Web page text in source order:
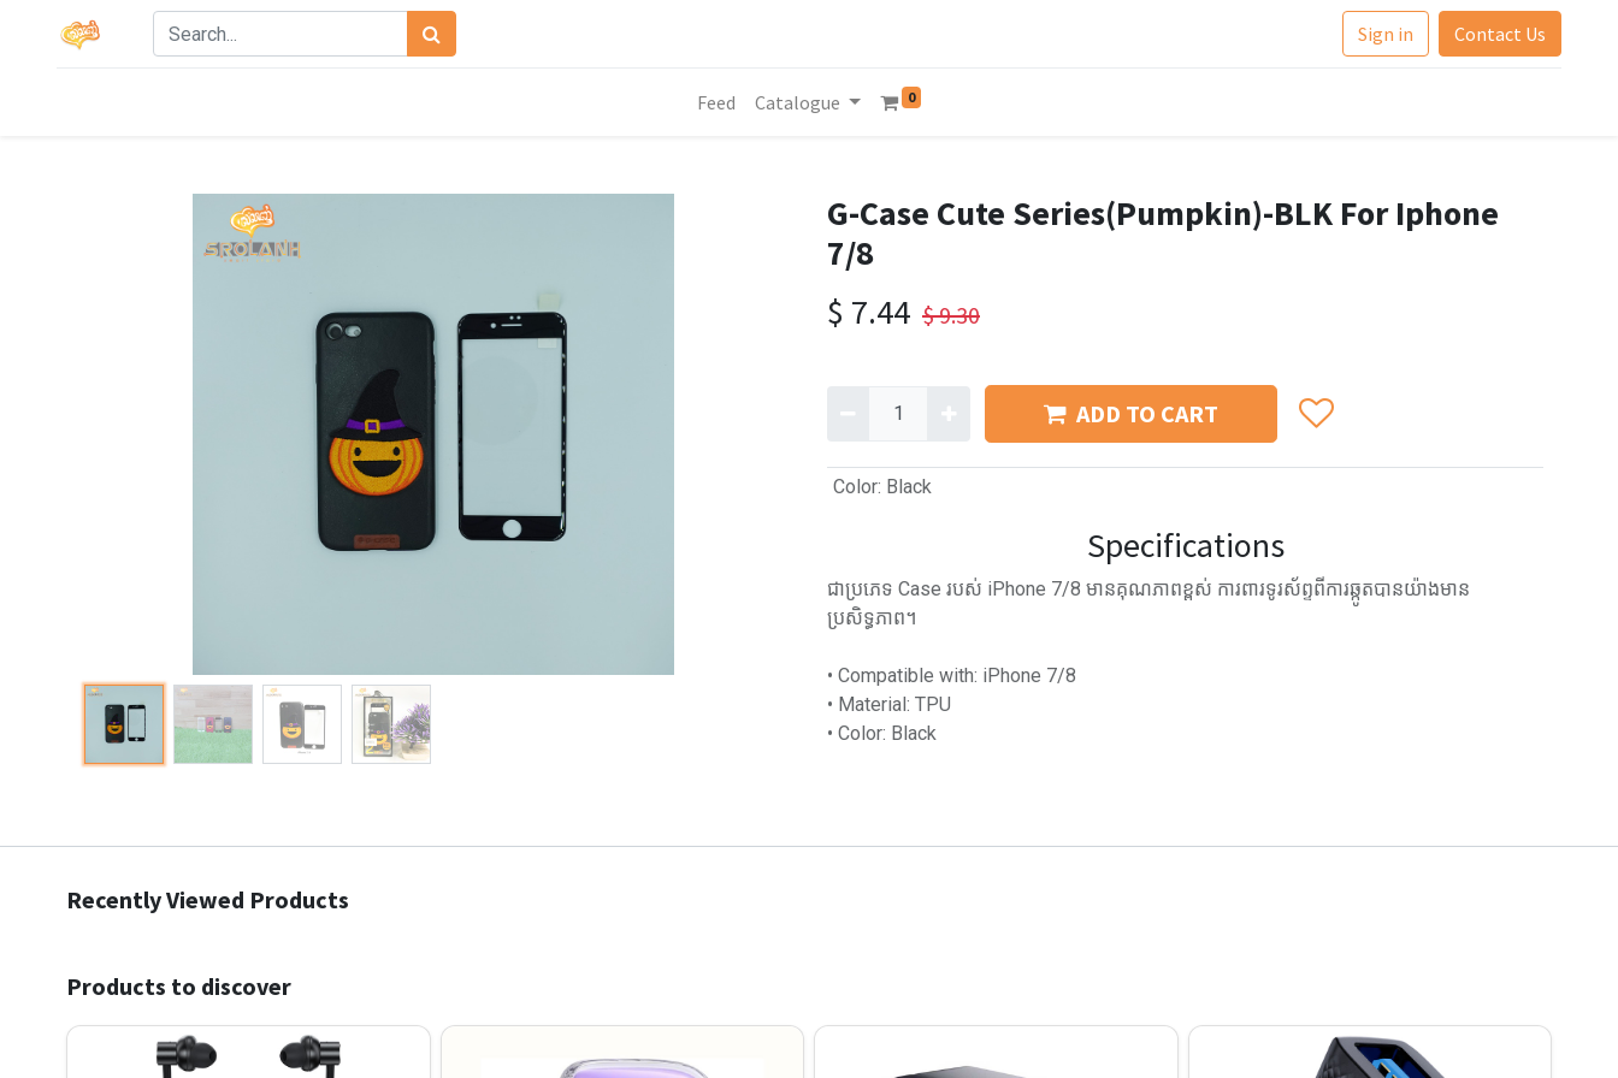
Sign in Contact Us
Feed Catalogue 0
G-Case Cute Series(Pumpkin)-BLK For Iphone
7/8
$ 7.44 $9.30
ADD TO CART
Color: Black
Specifications
ជាប្រភេទ Case របស់ iPhone 7/8 មានគុណភាពខ្ពស់ ការពារទូរស័ព្ទពីការឆ្កូតបានយ៉ាងមាន
ប្រសិទ្ធភាព។
• Compatible with: iPhone 7/8
• Material: TPU
• Color: Black
Recently Viewed Products
Products to discover